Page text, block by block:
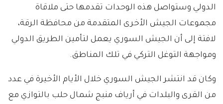
الدولي وستواصل هذه الوحدات تقدمها حتى ملاقاة
مجموعات الجيش الأخرى المتقدمة من محافظة الرقة،
لافتة إلى أن الجيش السوري يعمل لتأمين الطريق الدولي
ومواجهة التوغل التركي في تلك المناطق.
وكان قد انتشر الجيش السوري خلال الأيام الأخيرة في عدد
من القرى والبلدات في أرياف منبج شمال حلب بالتوازي مع